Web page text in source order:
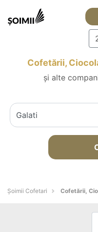
Cofetării,
și alte
Șoimii Cofetari Cofetării,